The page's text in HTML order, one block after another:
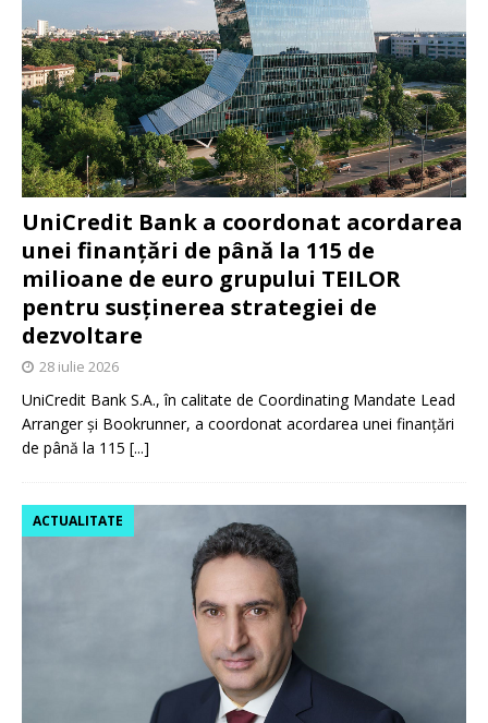
UniCredit Bank a coordonat acordarea
unei finanțări de până la 115 de
milioane de euro grupului TEILOR
pentru susținerea strategiei de
dezvoltare
28 iulie 2026
UniCredit Bank S.A., în calitate de Coordinating Mandate Lead
Arranger și Bookrunner, a coordonat acordarea unei finanțări
de până la 115 [...]
ACTUALITATE